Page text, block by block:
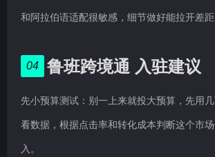
和阿拉伯语适配很敏感，细节做好能拉开差距
04 鲁班跨境通 入驻建议
先小预算测试：别一上来就投大预算，先用
看数据，根据点击率和转化成本判断这个市
入。